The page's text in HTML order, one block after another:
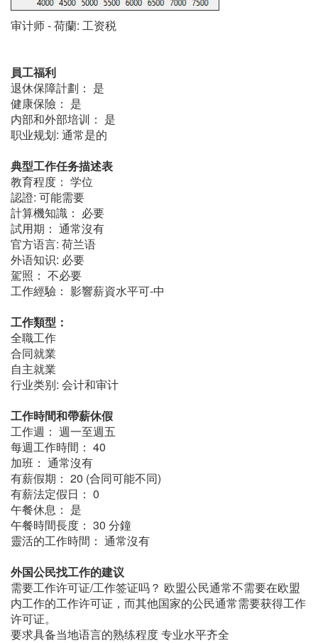
审计师 - 荷蘭: 工资税
員工福利
退休保障計劃： 是
健康保險： 是
内部和外部培训： 是
职业规划: 通常是的
典型工作任务描述表
教育程度： 学位
認證: 可能需要
計算機知識： 必要
試用期： 通常沒有
官方语言: 荷兰语
外语知识: 必要
駕照： 不必要
工作經驗： 影響薪資水平可-中
工作類型：
全職工作
合同就業
自主就業
行业类别: 会计和审计
工作時間和帶薪休假
工作週： 週一至週五
每週工作時間： 40
加班： 通常沒有
有薪假期： 20 (合同可能不同)
有薪法定假日： 0
午餐休息： 是
午餐時間長度： 30 分鐘
靈活的工作時間： 通常沒有
外国公民找工作的建议
需要工作许可证/工作签证吗？ 欧盟公民通常不需要在欧盟
内工作的工作许可证，而其他国家的公民通常需要获得工作
许可证。
要求具备当地语言的熟练程度 专业水平齐全